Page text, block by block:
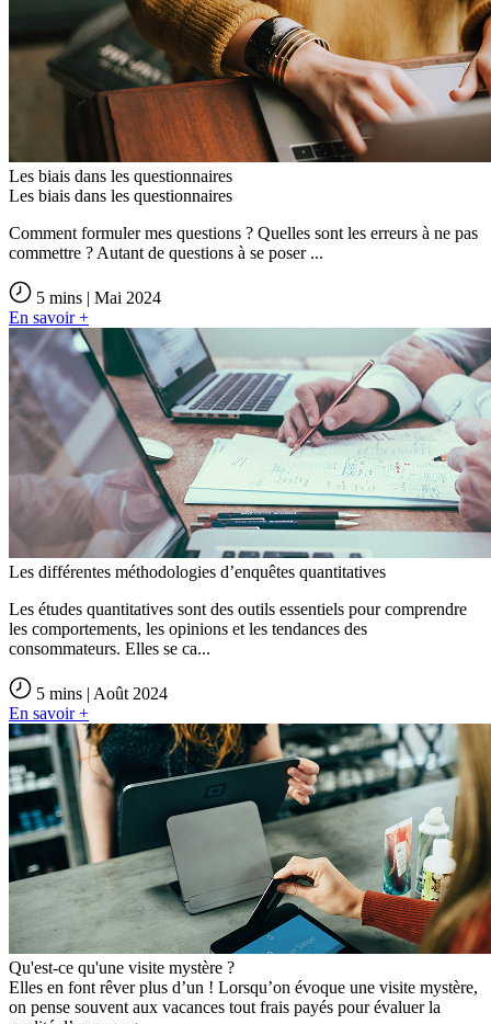
Les biais dans les questionnaires
Les biais dans les questionnaires
Comment formuler mes questions ? Quelles sont les erreurs à ne pas
commettre ? Autant de questions à se poser ...
5 mins | Mai 2024
En savoir +
Les différentes méthodologies d’enquêtes quantitatives
Les études quantitatives sont des outils essentiels pour comprendre
les comportements, les opinions et les tendances des
consommateurs. Elles se ca...
5 mins | Août 2024
En savoir +
Qu'est-ce qu'une visite mystère ?
Elles en font rêver plus d’un ! Lorsqu’on évoque une visite mystère,
on pense souvent aux vacances tout frais payés pour évaluer la